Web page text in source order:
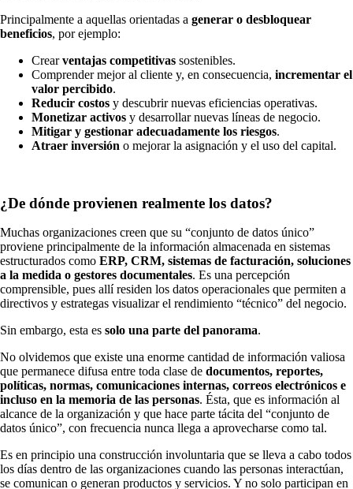
Principalmente a aquellas orientadas a generar o desbloquear
beneficios, por ejemplo:
Crearventajas competitivas sostenibles.
Comprender mejor al cliente y, en consecuencia, incrementar el
valor percibido.
Reducir costos y descubrir nuevas eficiencias operativas.
Monetizar activos y desarrollar nuevas líneas de negocio.
Mitigar y gestionar adecuadamente los riesgos.
Atraer inversión o mejorar la asignación y el uso del capital.
¿De dónde provienen realmente los datos?
Muchas organizaciones creen que su “conjunto de datos único”
proviene principalmente de la información almacenada en sistemas
estructurados como ERP, CRM, sistemas de facturación, soluciones
a la medida o gestores documentales. Es una percepción
comprensible, pues allí residen los datos operacionales que permiten a
directivos y estrategas visualizar el rendimiento “técnico” del negocio.
Sin embargo, esta es solo una parte del panorama.
No olvidemos que existe una enorme cantidad de información valiosa
que permanece difusa entre toda clase de documentos, reportes,
políticas, normas, comunicaciones internas, correos electrónicos e
incluso en la memoria de las personas. Ésta, que es información al
alcance de la organización y que hace parte tácita del “conjunto de
datos único”, con frecuencia nunca llega a aprovecharse como tal.
Es en principio una construcción involuntaria que se lleva a cabo todos
los días dentro de las organizaciones cuando las personas interactúan,
se comunican o generan productos y servicios. Y no solo participan en